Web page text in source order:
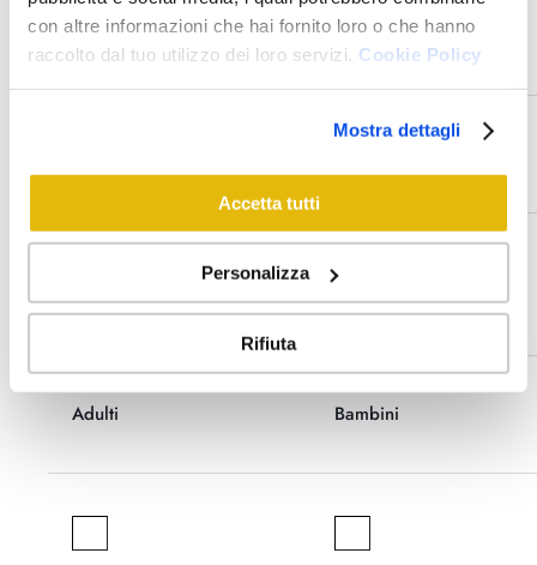
con altre informazioni che hai fornito loro o che hanno
raccolto dal tuo utilizzo dei loro servizi. Cookie Policy
Mostra dettagli
Accetta tutti
Personalizza
Rifiuta
Adulti Bambini